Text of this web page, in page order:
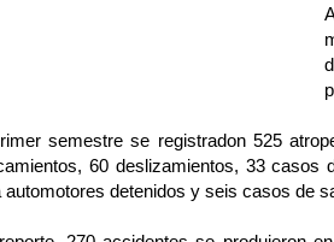
semestre se registradon 525
60 deslizamientos, 33
automotores detenidos y seis casos de